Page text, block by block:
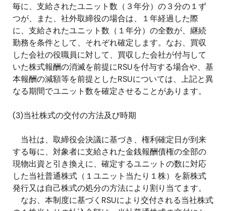
毎に、支給されたユニット数（３年分）の３分の１ず
つが、また、社外取締役の場合は、１年経過した際
に、支給されたユニット数（１年分）の全数が、継続
勤務を条件として、それぞれ確定します。なお、買収
した会社の役職員に対して、買収した会社が付与して
いた株式報酬の消滅を前提にRSUを付与する場合や、基
本報酬の減額等を前提としたRSUについては、上記と異
なる期間でユニット数を確定させることがあります。
(3)当社株式の交付の方法及び時期
当社は、取締役会決議に基づき、権利確定日が到来
する毎に、対象者に支給された金銭報酬債権の全部の
現物出資と引き換えに、確定するユニットの数に対応
した当社普通株式（１ユニット当たり１株）を新株式
発行又は自己株式の処分の方法により割り当てます。
なお、本制度に基づくRSUにより交付される当社株式